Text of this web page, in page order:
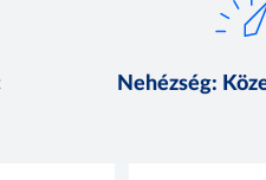
Nehézség: